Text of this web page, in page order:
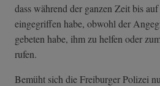
dass während der ganzen Zeit bis
eingegriffen habe, obwohl der
gebeten habe, ihm zu helfen oder
rufen.
Bemüht sich die Freiburger Polizei